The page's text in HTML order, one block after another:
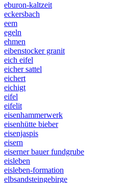
eburon-kaltzeit
eckersbach
eem
egeln
ehmen
eibenstocker granit
eich eifel
eicher sattel
eichert
eichigt
eifel
eifelit
eisenhammerwerk
eisenhütte bieber
eisenjaspis
eisern
eiserner bauer fundgrube
eisleben
eisleben-formation
elbsandsteingebirge